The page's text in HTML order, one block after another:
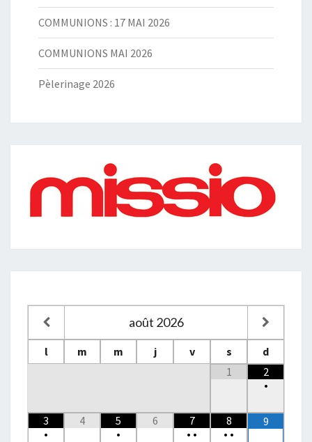
COMMUNIONS : 17 MAI 2026
COMMUNIONS MAI 2026
Pèlerinage 2026
août 2026
l m m j v s
d
1
2
•
3
•
4
5
•
6
7
• •
8
• •
9